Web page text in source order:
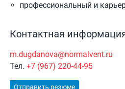
профессиональный и
Контактная
m.dugdanova@normalvent.ru
Тел. +7 (967) 220-44-95
Отправить резюме